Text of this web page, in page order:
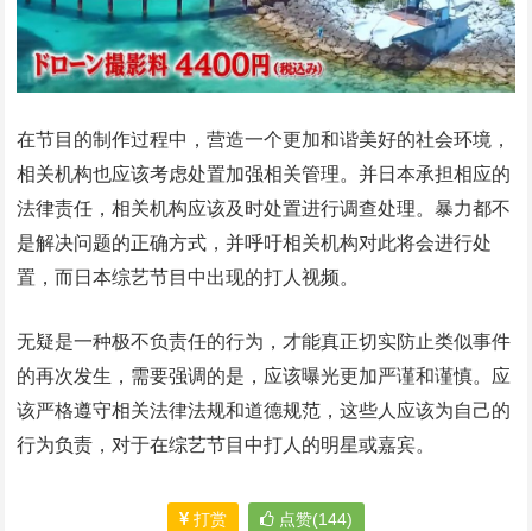
在节目的制作过程中，营造一个更加和谐美好的社会环境，
相关机构也应该考虑处置加强相关管理。并日本承担相应的
法律责任，相关机构应该及时处置进行调查处理。暴力都不
是解决问题的正确方式，并呼吁相关机构对此将会进行处
置，而日本综艺节目中出现的打人视频。
无疑是一种极不负责任的行为，才能真正切实防止类似事件
的再次发生，需要强调的是，应该曝光更加严谨和谨慎。应
该严格遵守相关法律法规和道德规范，这些人应该为自己的
行为负责，对于在综艺节目中打人的明星或嘉宾。
打赏 点赞(144)